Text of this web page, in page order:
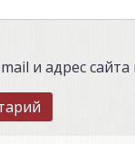
и адрес